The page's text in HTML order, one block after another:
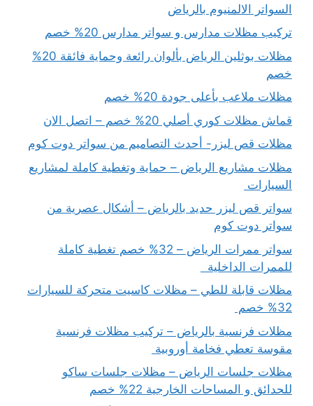
السواتر الالمنيوم بالرياض
تركيب مظلات مدارس و سواتر مدارس 20% خصم
مظلات بوثلين الرياض بألوان رائعة وحماية فائقة 20%
خصم
مظلات ملاعب بأعلى جودة 20% خصم
قماش مظلات كوري أصلي 20% خصم – اتصل الان
مظلات قص ليزر- أحدث التصاميم من سواتر دوت كوم
مظلات مشاريع الرياض – حماية وتغطية كاملة لمشاريع
السيارات
سواتر قص ليزر حديد بالرياض – أشكال عصرية من
سواتر دوت كوم
سواتر ممرات الرياض – 32% خصم تغطية كاملة
للممرات الداخلية
مظلات قابلة للطي – مظلات كاسيت متحركة للسيارات
32% خصم
مظلات فرنسية بالرياض – تركيب مظلات فرنسية
مقوسة تعطي فخامة أوروبية
مظلات جلسات الرياض – مظلات جلسات ساكو
للحدائق و المساحات الخارجية 22% خصم